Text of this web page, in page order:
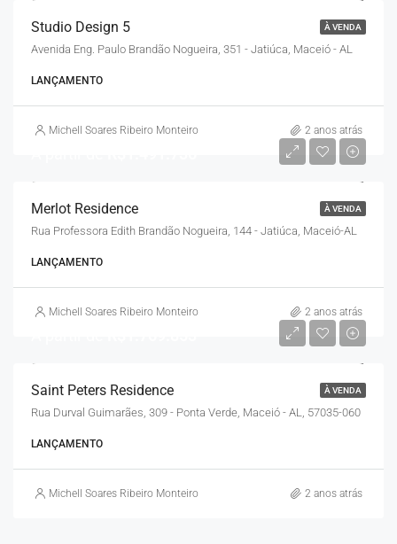
À VENDA
Studio Design 5
Avenida Eng. Paulo Brandão Nogueira, 351 - Jatiúca, Maceió - AL
LANÇAMENTO
Michell Soares Ribeiro Monteiro 2 anos atrás
À VENDA
Merlot Residence
Rua Professora Edith Brandão Nogueira, 144 - Jatiúca, Maceió-AL
LANÇAMENTO
Michell Soares Ribeiro Monteiro 2 anos atrás
À VENDA
Saint Peters Residence
Rua Durval Guimarães, 309 - Ponta Verde, Maceió - AL, 57035-060
LANÇAMENTO
Michell Soares Ribeiro Monteiro 2 anos atrás